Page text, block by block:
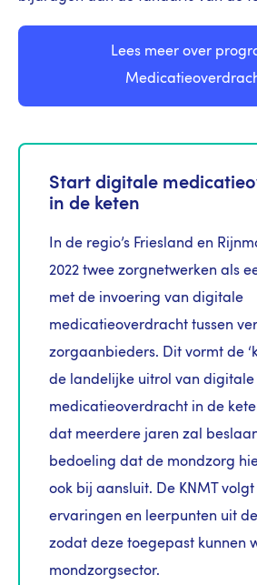
Lees meer over
Start digitale
in de keten
In de regio’s Friesland en
2022 twee zorgnetwerken als
met de invoering van digitale
medicatieoverdracht tussen
zorgaanbieders. Dit vormt de
de landelijke uitrol van digitale
medicatieoverdracht in de
dat meerdere jaren zal
bedoeling dat de mondzorg
ook bij aansluit. De KNMT
ervaringen en leerpunten uit
zodat deze toegepast kunnen
mondzorgsector.